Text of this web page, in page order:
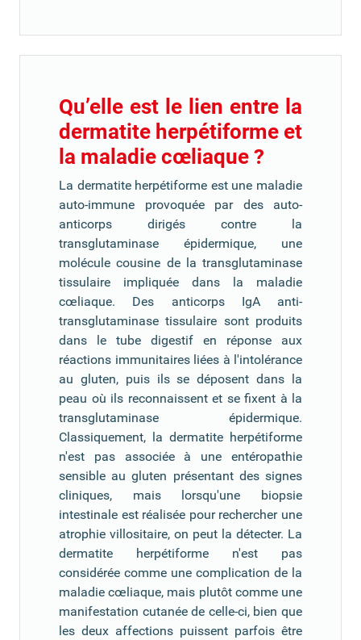
Qu’elle est le lien entre la
dermatite herpétiforme et
la maladie cœliaque ?
La dermatite herpétiforme est une maladie
auto-immune provoquée par des auto-
anticorps dirigés contre la
transglutaminase épidermique, une
molécule cousine de la transglutaminase
tissulaire impliquée dans la maladie
cœliaque. Des anticorps IgA anti-
transglutaminase tissulaire sont produits
dans le tube digestif en réponse aux
réactions immunitaires liées à l'intolérance
au gluten, puis ils se déposent dans la
peau où ils reconnaissent et se fixent à la
transglutaminase épidermique.
Classiquement, la dermatite herpétiforme
n'est pas associée à une entéropathie
sensible au gluten présentant des signes
cliniques, mais lorsqu'une biopsie
intestinale est réalisée pour rechercher une
atrophie villositaire, on peut la détecter. La
dermatite herpétiforme n'est pas
considérée comme une complication de la
maladie cœliaque, mais plutôt comme une
manifestation cutanée de celle-ci, bien que
les deux affections puissent parfois être